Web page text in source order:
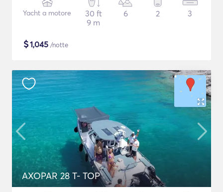
Yacht a motore
30 ft
9 m
6 2 3
$1,045 /notte
AXOPAR 28 T- TOP